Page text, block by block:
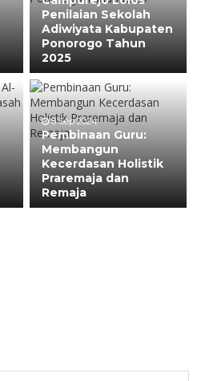
Penilaian Sekolah
Adiwiyata Kabupaten
Ponorogo Tahun
2025
8 Sep 2024
Pembinaan Guru:
Membangun
Kecerdasan Holistik
Praremaja dan
Remaja